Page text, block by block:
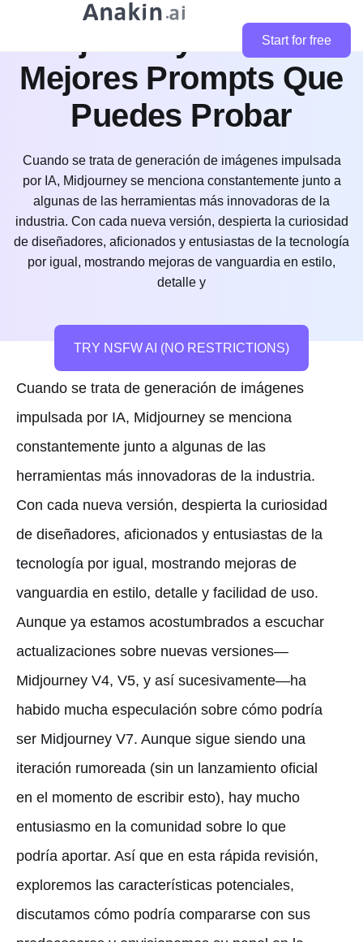
Start for free
Midjourney V7: Las 5
Mejores Prompts Que
Puedes Probar
Cuando se trata de generación de imágenes impulsada
por IA, Midjourney se menciona constantemente junto a
algunas de las herramientas más innovadoras de la
industria. Con cada nueva versión, despierta la curiosidad
de diseñadores, aficionados y entusiastas de la tecnología
por igual, mostrando mejoras de vanguardia en estilo,
detalle y
TRY NSFW AI (NO RESTRICTIONS)
Cuando se trata de generación de imágenes
impulsada por IA, Midjourney se menciona
constantemente junto a algunas de las
herramientas más innovadoras de la industria.
Con cada nueva versión, despierta la curiosidad
de diseñadores, aficionados y entusiastas de la
tecnología por igual, mostrando mejoras de
vanguardia en estilo, detalle y facilidad de uso.
Aunque ya estamos acostumbrados a escuchar
actualizaciones sobre nuevas versiones—
Midjourney V4, V5, y así sucesivamente—ha
habido mucha especulación sobre cómo podría
ser Midjourney V7. Aunque sigue siendo una
iteración rumoreada (sin un lanzamiento oficial
en el momento de escribir esto), hay mucho
entusiasmo en la comunidad sobre lo que
podría aportar. Así que en esta rápida revisión,
exploremos las características potenciales,
discutamos cómo podría compararse con sus